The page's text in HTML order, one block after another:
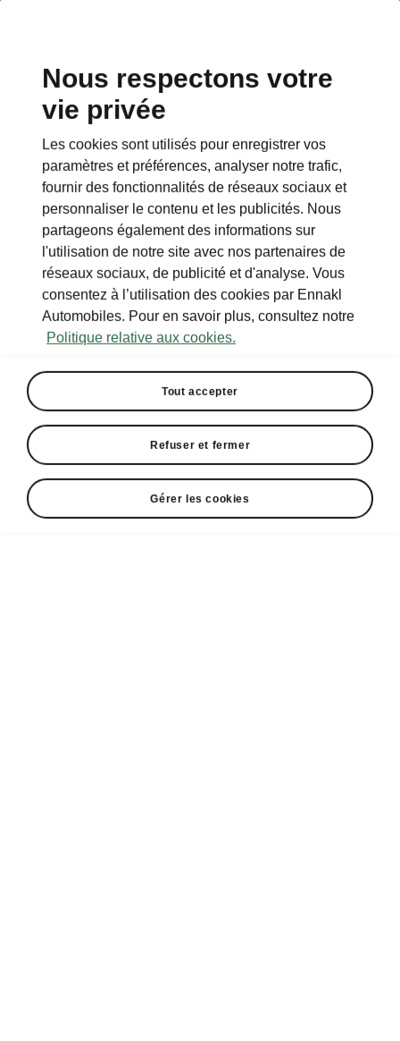
Nous respectons votre
vie privée
Les cookies sont utilisés pour enregistrer vos
paramètres et préférences, analyser notre trafic,
fournir des fonctionnalités de réseaux sociaux et
personnaliser le contenu et les publicités. Nous
partageons également des informations sur
l'utilisation de notre site avec nos partenaires de
réseaux sociaux, de publicité et d'analyse. Vous
consentez à l’utilisation des cookies par Ennakl
Automobiles. Pour en savoir plus, consultez notre
Politique relative aux cookies.
Tout accepter
Refuser et fermer
Gérer les cookies